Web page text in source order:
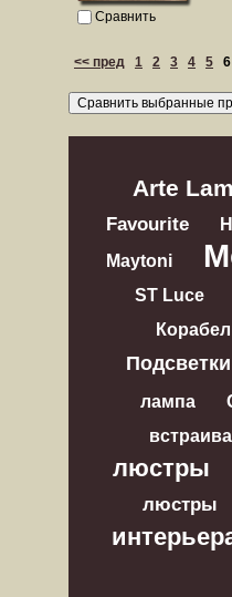
Сравнить
<< пред 1 2 3 4 5 6
Arte
Favourite
Maytoni
ST Luce
лампа
люстры
люстры